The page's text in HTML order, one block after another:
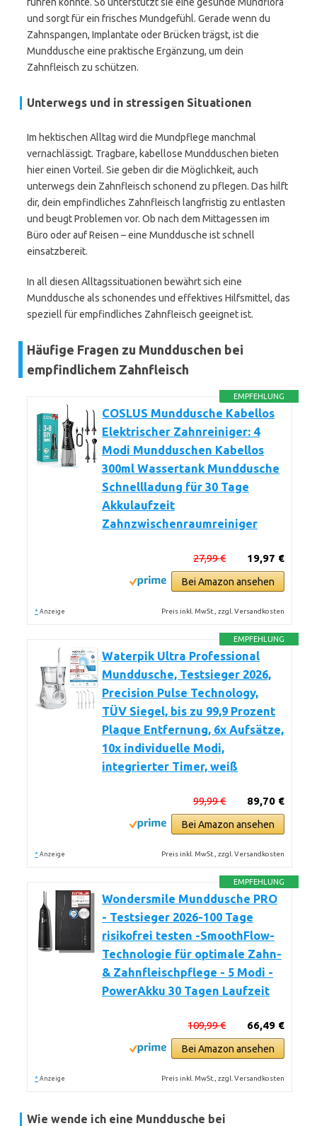
und sorgt für ein frisches Mundgefühl. Gerade wenn du
Zahnspangen, Implantate oder Brücken trägst, ist die
Munddusche eine praktische Ergänzung, um dein
Zahnfleisch zu schützen.
Unterwegs und in stressigen Situationen
Im hektischen Alltag wird die Mundpflege manchmal
vernachlässigt. Tragbare, kabellose Mundduschen bieten
hier einen Vorteil. Sie geben dir die Möglichkeit, auch
unterwegs dein Zahnfleisch schonend zu pflegen. Das hilft
dir, dein empfindliches Zahnfleisch langfristig zu entlasten
und beugt Problemen vor. Ob nach dem Mittagessen im
Büro oder auf Reisen – eine Munddusche ist schnell
einsatzbereit.
In all diesen Alltagssituationen bewährt sich eine
Munddusche als schonendes und effektives Hilfsmittel, das
speziell für empfindliches Zahnfleisch geeignet ist.
Häufige Fragen zu Mundduschen bei
empfindlichem Zahnfleisch
EMPFEHLUNG
COSLUS Munddusche Kabellos
Elektrischer Zahnreiniger: 4
Modi Mundduschen Kabellos
300ml Wassertank Munddusche
Schnellladung für 30 Tage
Akkulaufzeit
Zahnzwischenraumreiniger
19,97 €
27,99 €
Bei Amazon ansehen
* Anzeige Preis inkl. MwSt., zzgl. Versandkosten
EMPFEHLUNG
Waterpik Ultra Professional
Munddusche, Testsieger 2026,
Precision Pulse Technology,
TÜV Siegel, bis zu 99,9 Prozent
Plaque Entfernung, 6x Aufsätze,
10x individuelle Modi,
integrierter Timer, weiß
89,70 €
99,99 €
Bei Amazon ansehen
* Anzeige Preis inkl. MwSt., zzgl. Versandkosten
EMPFEHLUNG
Wondersmile Munddusche PRO
- Testsieger 2026-100 Tage
risikofrei testen -SmoothFlow-
Technologie für optimale Zahn-
& Zahnfleischpflege - 5 Modi -
PowerAkku 30 Tagen Laufzeit
66,49 €
109,99 €
Bei Amazon ansehen
* Anzeige Preis inkl. MwSt., zzgl. Versandkosten
Wie wende ich eine Munddusche bei